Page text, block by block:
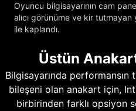
Oyuncu bilgisayarının cam
alıcı görünüme ve kir tutmayan
ile kaplandı.
Üstün
Bilgisayarında performansın
bileşeni olan anakart için,
birbirinden farklı opsiyon